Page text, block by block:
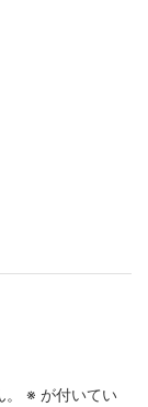
※ が付いてい